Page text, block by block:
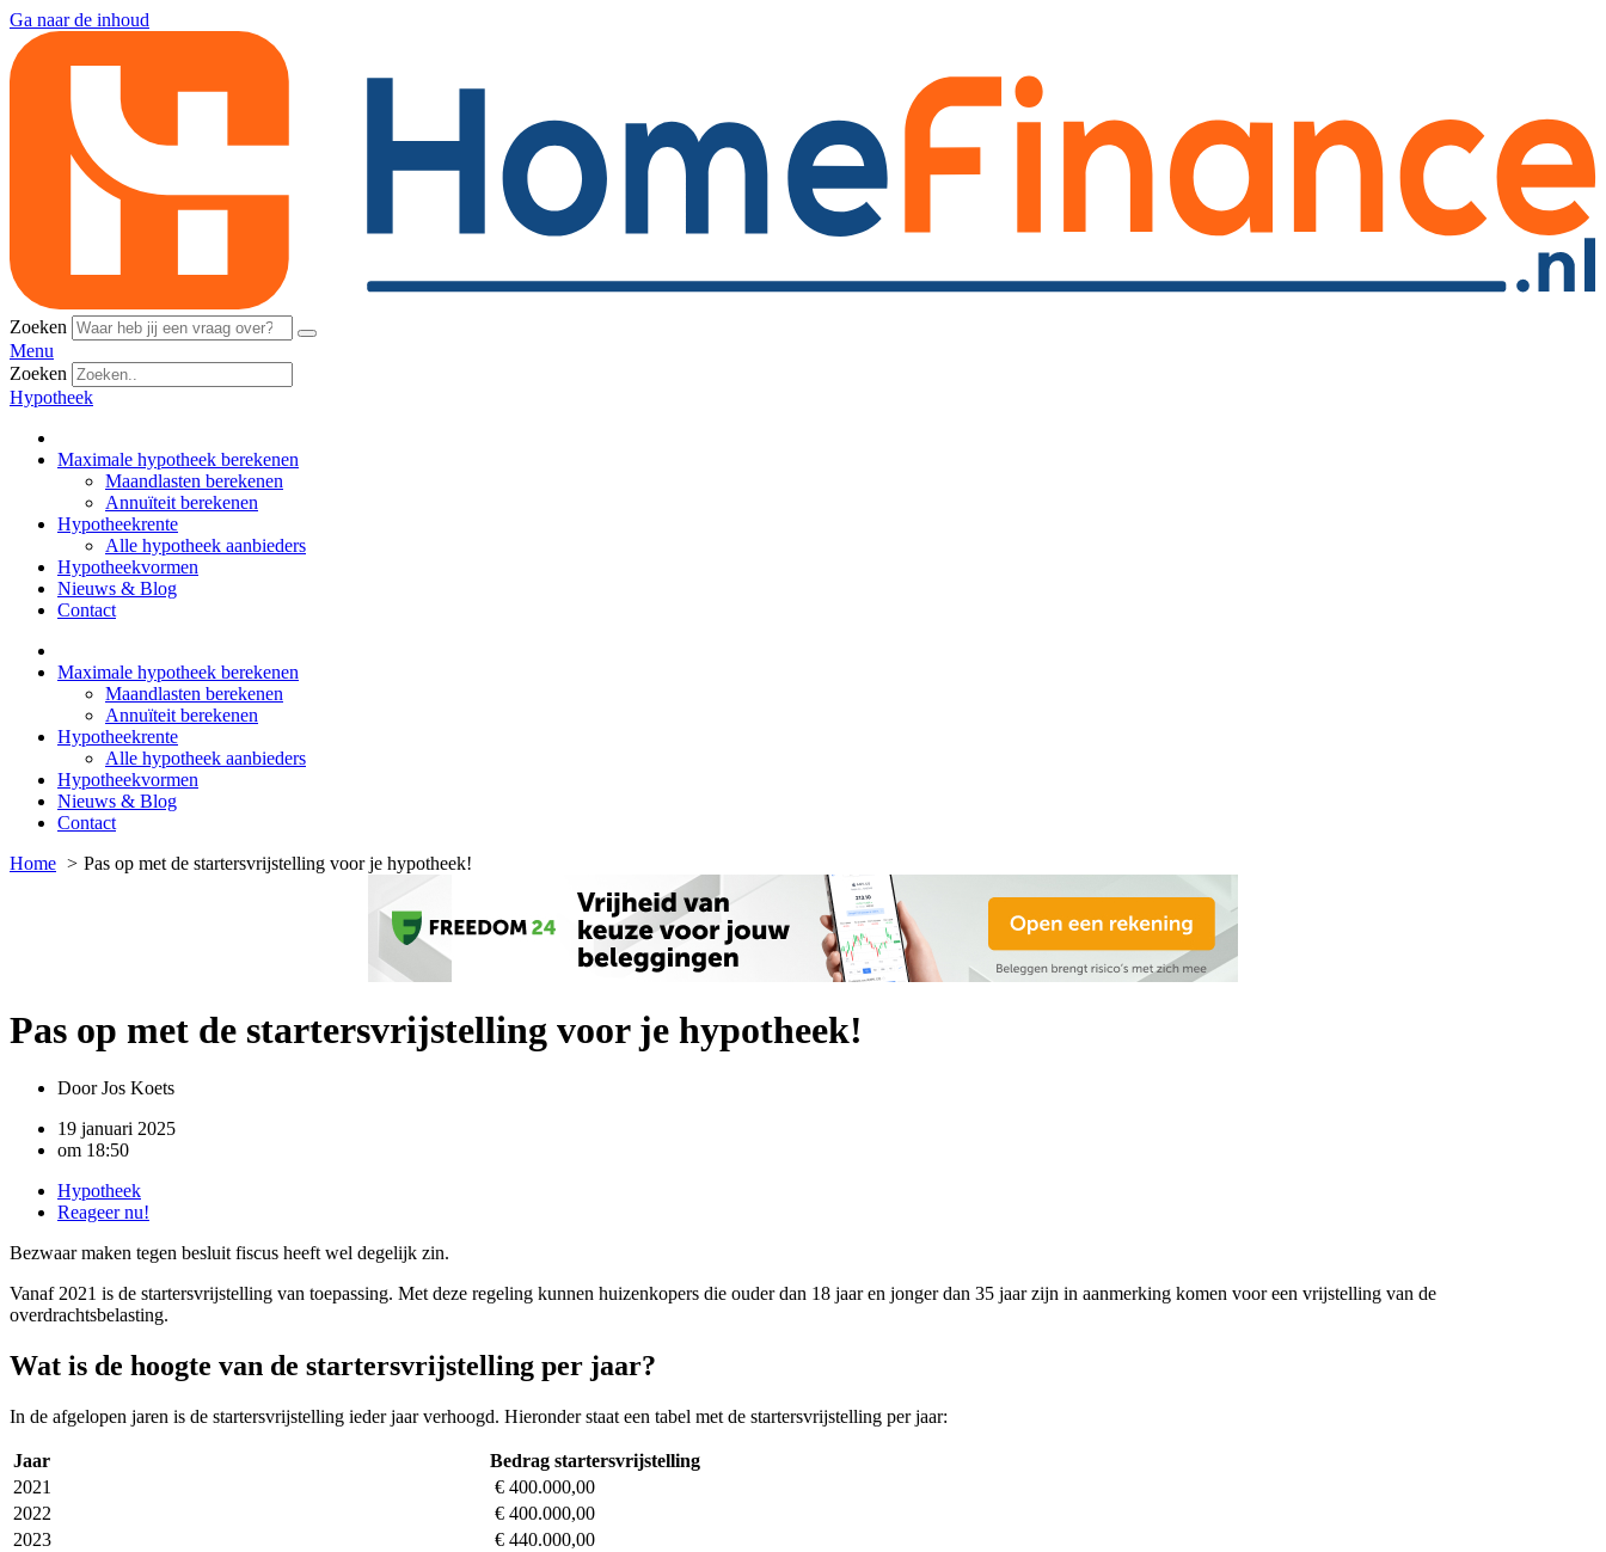
Ga naar de inhoud
Zoeken
Menu
Zoeken
Hypotheek
Maximale hypotheek berekenen
Maandlasten berekenen
Annuïteit berekenen
Hypotheekrente
Alle hypotheek aanbieders
Hypotheekvormen
Nieuws & Blog
Contact
Maximale hypotheek berekenen
Maandlasten berekenen
Annuïteit berekenen
Hypotheekrente
Alle hypotheek aanbieders
Hypotheekvormen
Nieuws & Blog
Contact
Home
Pas op met de startersvrijstelling voor je hypotheek!
Pas op met de startersvrijstelling voor je hypotheek!
DoorJos Koets
19 januari 2025
om 18:50
Hypotheek
Reageer nu!
Bezwaar maken tegen besluit fiscus heeft wel degelijk zin.
Vanaf 2021 is de startersvrijstelling van toepassing. Met deze regeling kunnen huizenkopers die ouder dan 18 jaar en jonger dan 35 jaar zijn in aanmerking komen voor een vrijstelling van de
overdrachtsbelasting.
Wat is de hoogte van de startersvrijstelling per jaar?
In de afgelopen jaren is de startersvrijstelling ieder jaar verhoogd. Hieronder staat een tabel met de startersvrijstelling per jaar:
Jaar
Bedrag startersvrijstelling
2021
€ 400.000,00
2022
€ 400.000,00
2023
€ 440.000,00